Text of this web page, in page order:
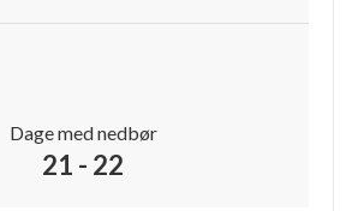
Dage med nedbør
21 - 22